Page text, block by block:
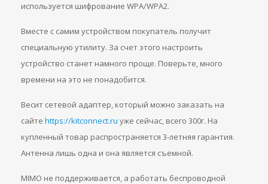
используется шифрование WPA/WPA2.
Вместе с самим устройством покупатель получит
специальную утилиту. За счет этого настроить
устройство станет намного проще. Поверьте, много
времени на это не понадобится.
Весит сетевой адаптер, который можно заказать на
сайте https://kitconnect.ru уже сейчас, всего 300г. На
купленный товар распространяется 3-летняя гарантия.
Антенна лишь одна и она является съемной.
MIMO не поддерживается, а работать беспроводной